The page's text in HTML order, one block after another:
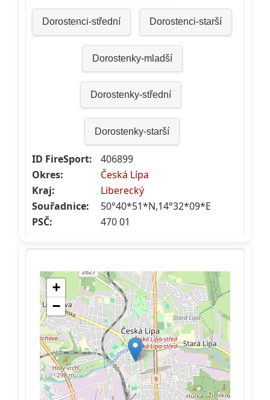
Dorostenci-střední Dorostenci-starší
Dorostenky-mladší
Dorostenky-střední
Dorostenky-starší
ID FireSport:
406899
Okres:
Česká Lípa
Kraj:
Liberecký
Souřadnice:
50°40*51*N,14°32*09*E
PSČ:
470 01